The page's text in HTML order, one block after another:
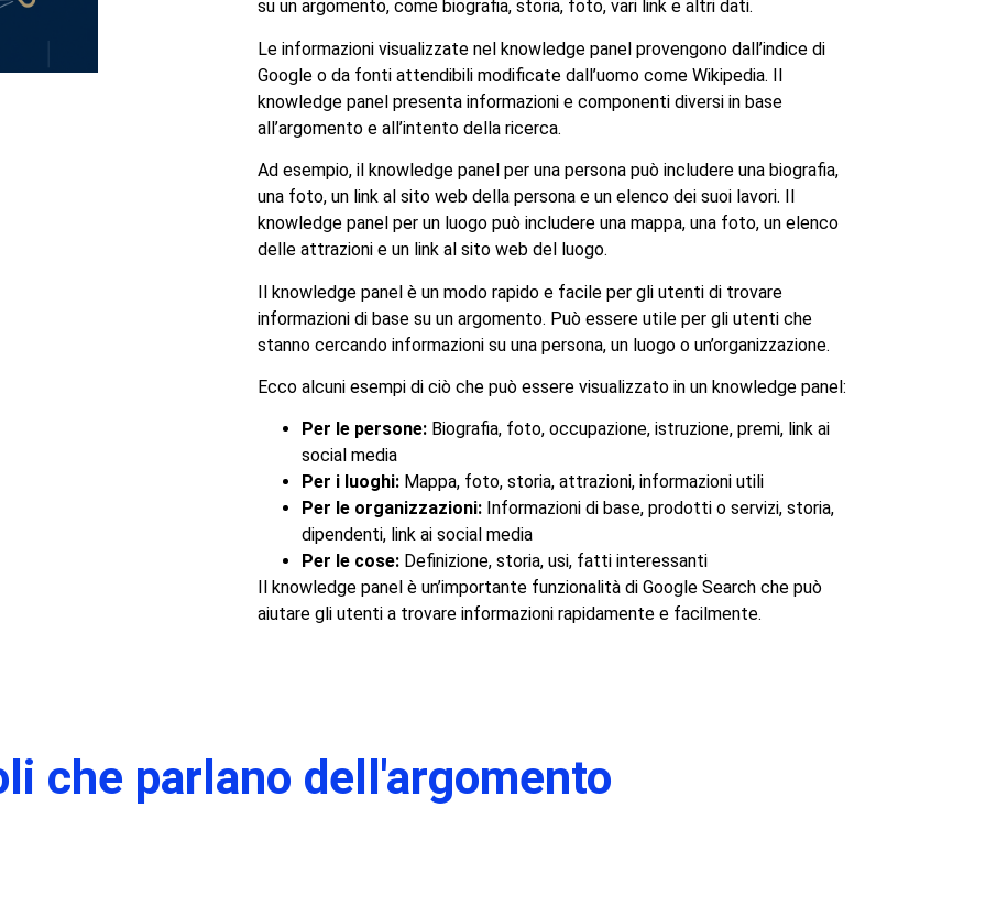
su un argomento, come biografia, storia, foto, vari link e altri dati.
Le informazioni visualizzate nel knowledge panel provengono dall’indice di
Google o da fonti attendibili modificate dall’uomo come Wikipedia. Il
knowledge panel presenta informazioni e componenti diversi in base
all’argomento e all’intento della ricerca.
Ad esempio, il knowledge panel per una persona può includere una biografia,
una foto, un link al sito web della persona e un elenco dei suoi lavori. Il
knowledge panel per un luogo può includere una mappa, una foto, un elenco
delle attrazioni e un link al sito web del luogo.
Il knowledge panel è un modo rapido e facile per gli utenti di trovare
informazioni di base su un argomento. Può essere utile per gli utenti che
stanno cercando informazioni su una persona, un luogo o un’organizzazione.
Ecco alcuni esempi di ciò che può essere visualizzato in un knowledge panel:
Per le persone: Biografia, foto, occupazione, istruzione, premi, link ai
social media
Per i luoghi: Mappa, foto, storia, attrazioni, informazioni utili
Per le organizzazioni: Informazioni di base, prodotti o servizi, storia,
dipendenti, link ai social media
Per le cose: Definizione, storia, usi, fatti interessanti
Il knowledge panel è un’importante funzionalità di Google Search che può
aiutare gli utenti a trovare informazioni rapidamente e facilmente.
che parlano dell'argomento